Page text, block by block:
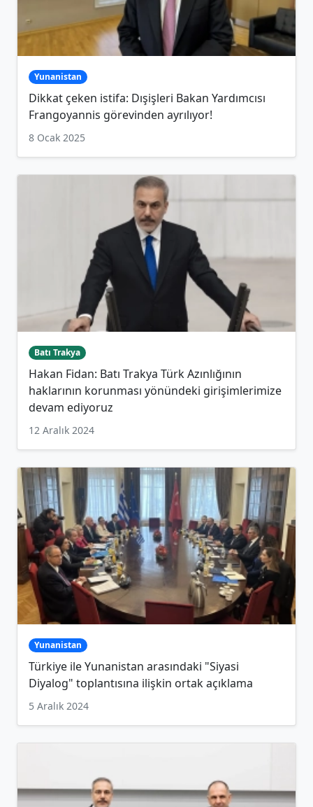
Yunanistan
Dikkat çeken istifa: Dışişleri Bakan Yardımcısı
Frangoyannis görevinden ayrılıyor!
8 Ocak 2025
Batı Trakya
Hakan Fidan: Batı Trakya Türk Azınlığının
haklarının korunması yönündeki girişimlerimize
devam ediyoruz
12 Aralık 2024
Yunanistan
Türkiye ile Yunanistan arasındaki "Siyasi
Diyalog" toplantısına ilişkin ortak açıklama
5 Aralık 2024